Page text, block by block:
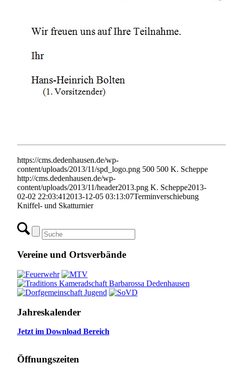
https://cms.dedenhausen.de/wp-
content/uploads/2013/11/spd_logo.png 500 500 K. Scheppe
http://cms.dedenhausen.de/wp-
content/uploads/2013/11/header2013.png K. Scheppe2013-
02-02 22:03:41 2013-12-05 03:13:07Terminverschiebung
Kniffel- und Skatturnier
Vereine und Ortsverbände
Jahreskalender
Jetzt im Download Bereich
Öffnungszeiten